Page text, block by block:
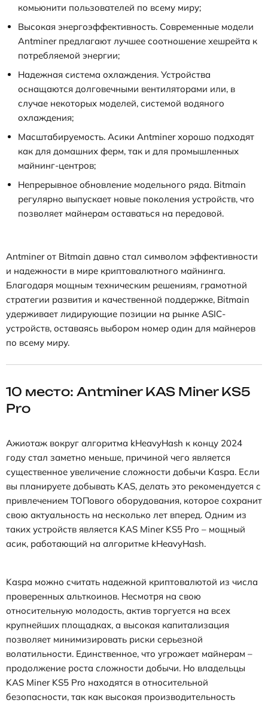
комьюнити пользователей по всему миру;
Высокая энергоэффективность. Современные модели
Antminer предлагают лучшее соотношение хешрейта к
потребляемой энергии;
Надежная система охлаждения. Устройства
оснащаются долговечными вентиляторами или, в
случае некоторых моделей, системой водяного
охлаждения;
Масштабируемость. Асики Antminer хорошо подходят
как для домашних ферм, так и для промышленных
майнинг-центров;
Непрерывное обновление модельного ряда. Bitmain
регулярно выпускает новые поколения устройств, что
позволяет майнерам оставаться на передовой.
Antminer от Bitmain давно стал символом эффективности
и надежности в мире криптовалютного майнинга.
Благодаря мощным техническим решениям, грамотной
стратегии развития и качественной поддержке, Bitmain
удерживает лидирующие позиции на рынке ASIC-
устройств, оставаясь выбором номер один для майнеров
по всему миру.
10 место: Antminer KAS Miner KS5
Pro
Ажиотаж вокруг алгоритма kHeavyHash к концу 2024
году стал заметно меньше, причиной чего является
существенное увеличение сложности добычи Kaspa. Если
вы планируете добывать KAS, делать это рекомендуется с
привлечением ТОПового оборудования, которое сохранит
свою актуальность на несколько лет вперед. Одним из
таких устройств является KAS Miner KS5 Pro – мощный
асик, работающий на алгоритме kHeavyHash.
Kaspa можно считать надежной криптовалютой из числа
проверенных альткоинов. Несмотря на свою
относительную молодость, актив торгуется на всех
крупнейших площадках, а высокая капитализация
позволяет минимизировать риски серьезной
волатильности. Единственное, что угрожает майнерам –
продолжение роста сложности добычи. Но владельцы
KAS Miner KS5 Pro находятся в относительной
безопасности, так как высокая производительность